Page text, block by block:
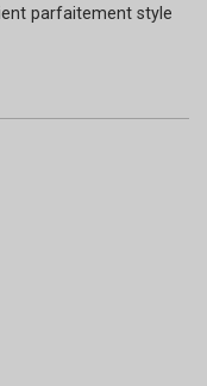
parfaitement style